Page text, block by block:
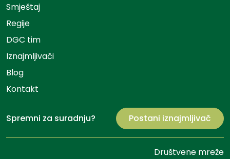
Smještaj
Regije
DGC tim
Iznajmljivači
Blog
Kontakt
Spremni za suradnju? Postani iznajmljivač
Društvene mreže